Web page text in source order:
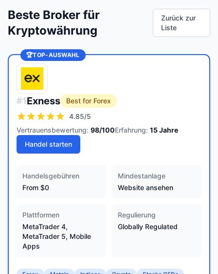
Beste Broker für
Kryptowährung
Zurück zur
Liste
🏆TOP-AUSWAHL
#1Exness
Best for Forex
4.85/5
Vertrauensbewertung: 98/100Erfahrung: 15Jahre
Handel starten
Handelsgebühren
From $0
Mindestanlage
Website ansehen
Plattformen
MetaTrader 4,
MetaTrader 5, Mobile
Apps
Regulierung
Globally Regulated